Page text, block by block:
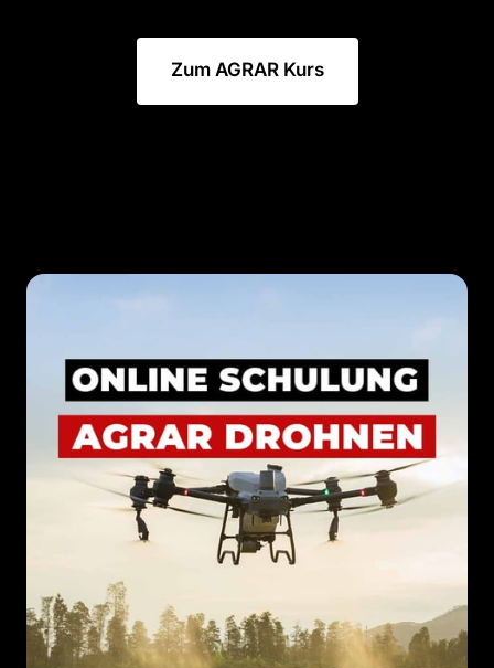
Zum AGRAR Kurs